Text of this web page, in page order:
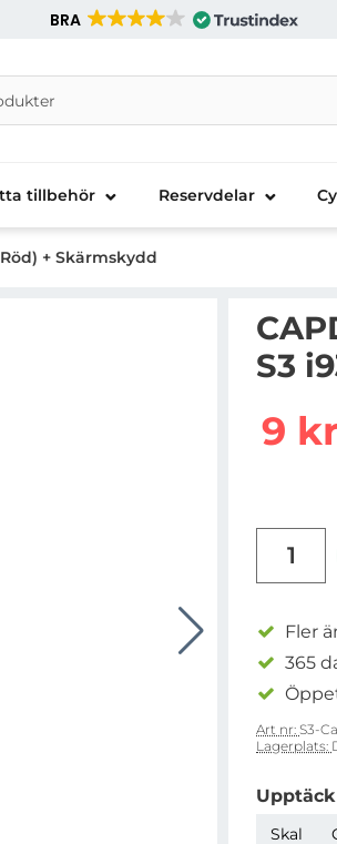
BRA
Telecom AB
tillbehör Reservdelar
+ Skärmskydd
S3
9
Fler
365
Art nr: S3-
Lagerplats:
Skal